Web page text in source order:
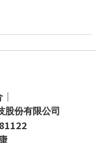
股份有限公司